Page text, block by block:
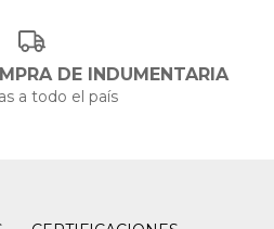
DE INDUMENTARIA
a todo el país